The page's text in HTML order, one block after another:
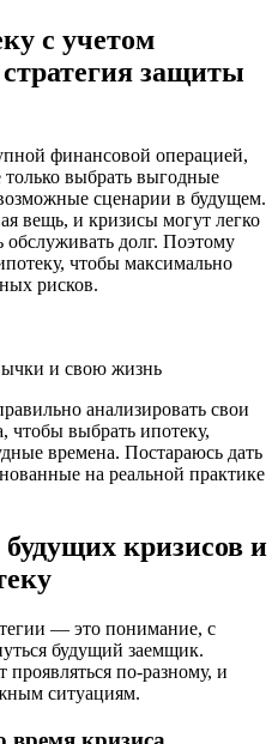
с учетом
защиты
финансовой операцией,
выбрать выгодные
сценарии в будущем.
вещь, и кризисы могут легко
обслуживать долг. Поэтому
чтобы максимально
рисков.
и свою жизнь
анализировать свои
чтобы выбрать ипотеку,
времена. Постараюсь дать
на реальной практике
кризисов и
— это понимание, с
будущий заемщик.
по-разному, и
ситуациям.